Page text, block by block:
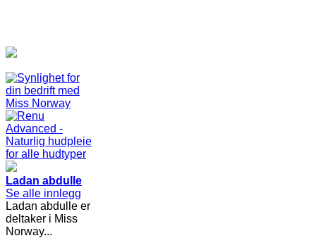
Ladan abdulle
Se alle innlegg
Ladan abdulle er
deltaker i Miss
Norway...